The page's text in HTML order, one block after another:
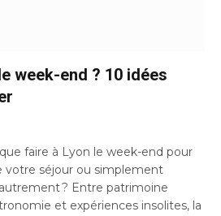
week-end ? 10 idées
faire à Lyon le week-end pour
séjour ou simplement
? Entre patrimoine
et expériences insolites, la